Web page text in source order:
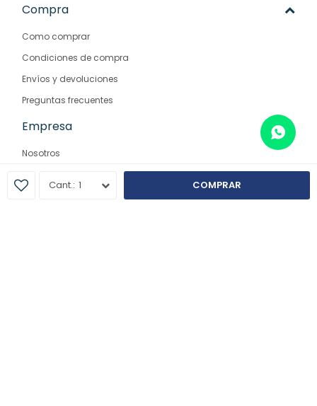
1 COMPRAR
Compra
Como comprar
Condiciones de compra
Envíos y devoluciones
Preguntas frecuentes
Empresa
Nosotros